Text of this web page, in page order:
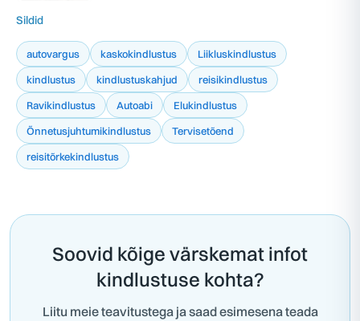
Sildid
autovargus kaskokindlustus
Liikluskindlustus
kindlustus
kindlustuskahjud
reisikindlustus
Ravikindlustus
Autoabi
Elukindlustus
Õnnetusjuhtumikindlustus
Tervisetõend
reisitõrkekindlustus
Soovid kõige värskemat infot
kindlustuse kohta?
Liitu meie teavitustega ja saad esimesena teada